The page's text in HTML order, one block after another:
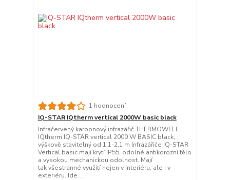
1 hodnocení
IQ-STAR IQtherm vertical 2000W basic black
Infračervený karbonový infrazářič THERMOWELL
IQtherm IQ-STAR vertical 2000 W BASIC black,
výškově stavitelný od 1,1-2,1 m Infrazářiče IQ-STAR
Vertical basic mají krytí IP55, odolné antikorozní tělo
a vysokou mechanickou odolnost. Mají
tak všestranné využití nejen v interiéru, ale i v
exteriéru. Ide...